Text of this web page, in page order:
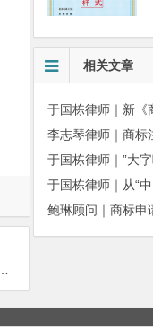
相关文章
鲍琳顾问｜商标申